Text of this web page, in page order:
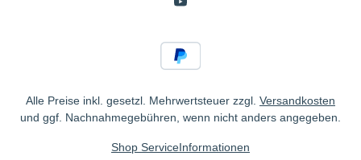
Alle Preise inkl. gesetzl. Mehrwertsteuer zzgl. Versandkosten
und ggf. Nachnahmegebühren, wenn nicht anders angegeben.
Shop ServiceInformationen